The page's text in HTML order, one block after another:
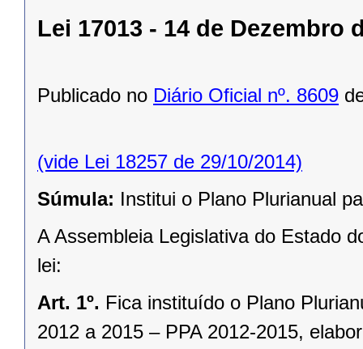
Lei 17013 - 14 de Dezembro
Publicado no Diário Oficial nº. 8609
(vide Lei 18257 de 29/10/2014)
Súmula: Institui o Plano Plurianual
A Assembleia Legislativa do Estado
lei:
Art. 1º. Fica instituído o Plano
2012 a 2015 – PPA 2012-2015,